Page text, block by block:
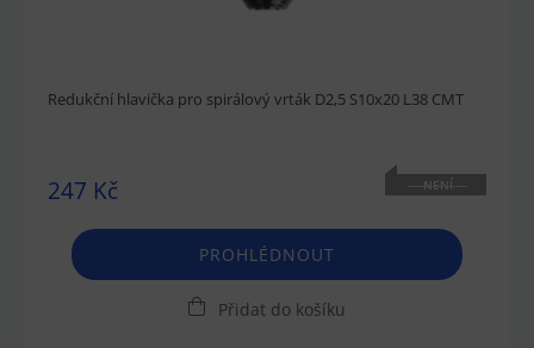
Redukční hlavička pro spirálový vrták D2,5 S10x20 L38 CMT
247 Kč
NENÍ
PROHLÉDNOUT
Přidat do košíku